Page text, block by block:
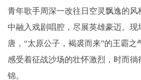
青年歌手周深一改往日空灵飘逸的风
中融入戏剧唱腔，尽展英雄豪迈。现
唐，“太原公子，褐裘而来”的王霸
感受着征战沙场的壮怀激烈，时而
锦。